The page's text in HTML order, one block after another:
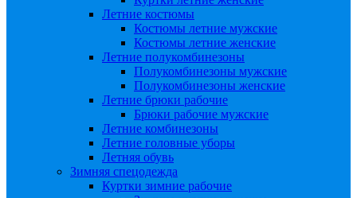
Летние костюмы
Костюмы летние мужские
Костюмы летние женские
Летние полукомбинезоны
Полукомбинезоны мужские
Полукомбинезоны женские
Летние брюки рабочие
Брюки рабочие мужские
Летние комбинезоны
Летние головные уборы
Летняя обувь
Зимняя спецодежда
Куртки зимние рабочие